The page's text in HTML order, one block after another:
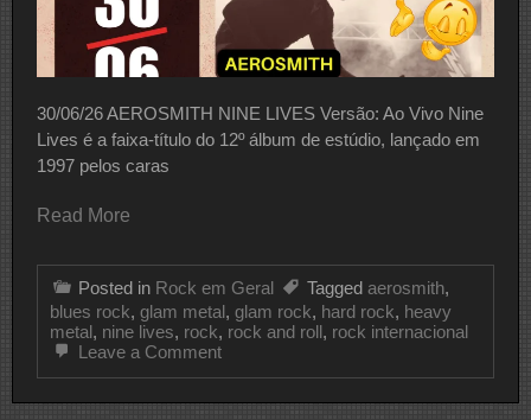
30/06/26 AEROSMITH NINE LIVES Versão: Ao Vivo Nine
Lives é a faixa-título do 12º­ álbum de estúdio, lançado em
1997 pelos caras
Read More
Posted in Rock em Geral Tagged aerosmith,
blues rock, glam metal, glam rock, hard rock, heavy
metal, nine lives, rock, rock and roll, rock internacional
Leave a Commenton